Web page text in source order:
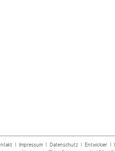
| Impressum| Datenschutz| Entwickler|